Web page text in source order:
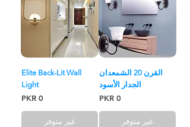
القرن 20 الشمعدان
الجدار الأسود
السعر
غير متوفر
Elite Back-Lit Wall
Light
السعر
غير متوفر